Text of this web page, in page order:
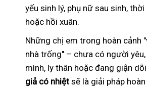
yếu sinh lý, phụ nữ sau sinh, thời
hoặc hồi xuân.
Những chị em trong hoàn cảnh
nhà trống" – chưa có người
mình, ly thân hoặc đang giận
giả có nhiệt sẽ là giải pháp